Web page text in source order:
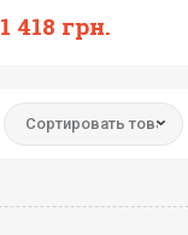
1 418 грн.
Сортировать товар: